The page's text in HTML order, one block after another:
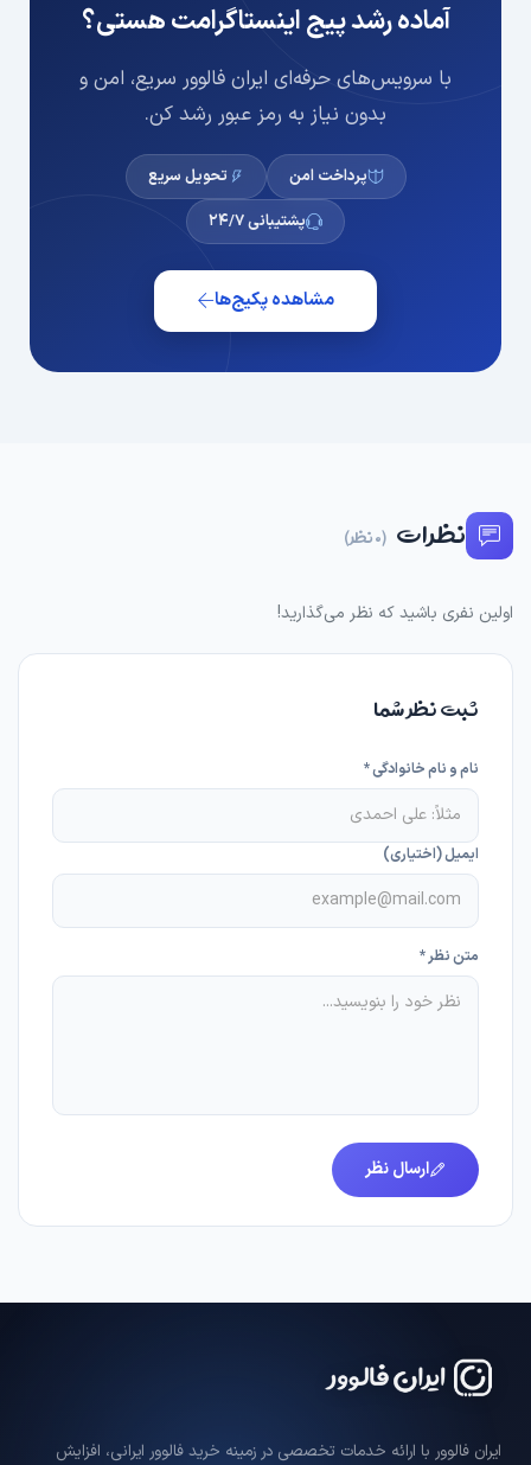
آماده رشد پیج اینستاگرامت هستی؟
با سرویس‌های حرفه‌ای ایران فالوور سریع، امن و
بدون نیاز به رمز عبور رشد کن.
پرداخت امن
تحویل سریع
پشتیبانی ۲۴/۷
مشاهده پکیج‌ها
نظرات (0 نظر)
اولین نفری باشید که نظر می‌گذارید!
ثبت نظر شما
نام و نام خانوادگی *
ایمیل (اختیاری)
متن نظر *
ارسال نظر
ایران فالوور با ارائه خدمات تخصصی در زمینه خرید فالوور ایرانی، افزایش